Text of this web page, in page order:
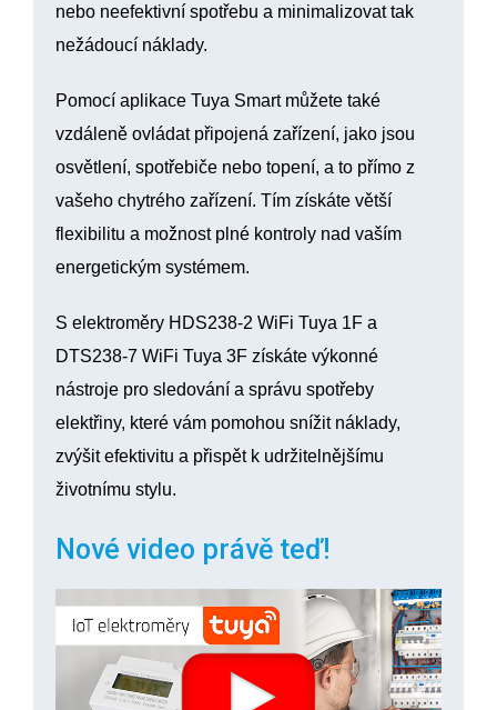
nebo neefektivní spotřebu a minimalizovat tak
nežádoucí náklady.
Pomocí aplikace Tuya Smart můžete také
vzdáleně ovládat připojená zařízení, jako jsou
osvětlení, spotřebiče nebo topení, a to přímo z
vašeho chytrého zařízení. Tím získáte větší
flexibilitu a možnost plné kontroly nad vaším
energetickým systémem.
S elektroměry HDS238-2 WiFi Tuya 1F a
DTS238-7 WiFi Tuya 3F získáte výkonné
nástroje pro sledování a správu spotřeby
elektřiny, které vám pomohou snížit náklady,
zvýšit efektivitu a přispět k udržitelnějšímu
životnímu stylu.
Nové video právě teď!